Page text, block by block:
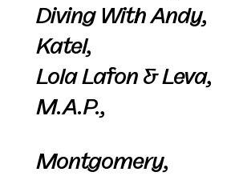
Diving With Andy,
Katel,
Lola Lafon & Leva,
M.A.P.,
Montgomery,